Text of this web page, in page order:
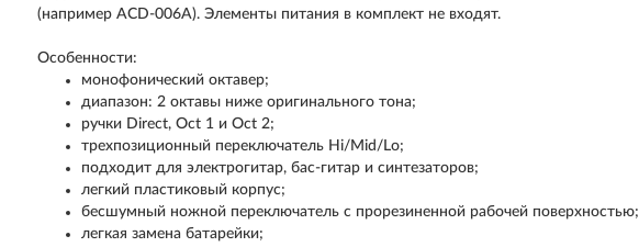
(например ACD-006A). Элементы питания в комплект не входят.
Особенности:
монофонический октавер;
диапазон: 2 октавы ниже оригинального тона;
ручки Direct, Oct 1 и Oct 2;
трехпозиционный переключатель Hi/Mid/Lo;
подходит для электрогитар, бас-гитар и синтезаторов;
легкий пластиковый корпус;
бесшумный ножной переключатель с прорезиненной рабочей поверхностью;
легкая замена батарейки;